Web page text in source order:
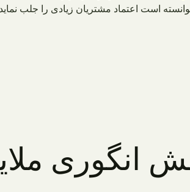
است اعتماد مشتریان زیادی را جلب
انگوری